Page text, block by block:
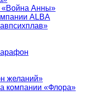
«Война Анны»
ALBA
желаний»
компании «Флора»